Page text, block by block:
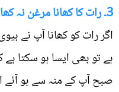
3۔ رات کا کھانا مرغن نہ کھائیں:
اگر رات کو کھانا آپ نے
ہے تو بھی ایسا ہو سکتا
صبح آپ کے منہ سے بو آئے